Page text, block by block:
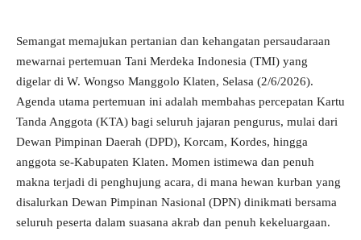
Semangat memajukan pertanian dan kehangatan persaudaraan
mewarnai pertemuan Tani Merdeka Indonesia (TMI) yang
digelar di W. Wongso Manggolo Klaten, Selasa (2/6/2026).
Agenda utama pertemuan ini adalah membahas percepatan Kartu
Tanda Anggota (KTA) bagi seluruh jajaran pengurus, mulai dari
Dewan Pimpinan Daerah (DPD), Korcam, Kordes, hingga
anggota se-Kabupaten Klaten. Momen istimewa dan penuh
makna terjadi di penghujung acara, di mana hewan kurban yang
disalurkan Dewan Pimpinan Nasional (DPN) dinikmati bersama
seluruh peserta dalam suasana akrab dan penuh kekeluargaan.